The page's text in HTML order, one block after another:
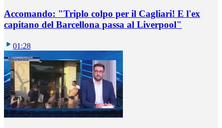
Accomando: "Triplo colpo per il Cagliari! E l'ex
capitano del Barcellona passa al Liverpool"
01:28